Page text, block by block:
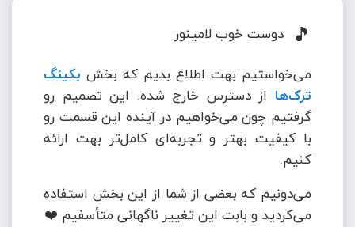
🎵 دوست خوب لامینور
می‌خواستیم بهت اطلاع بدیم که بخش بکینگ
ترک‌ها از دسترس خارج شده. این تصمیم رو
گرفتیم چون می‌خواهیم در آینده این قسمت رو
با کیفیت بهتر و تجربه‌ای کامل‌تر بهت ارائه
کنیم.
می‌دونیم که بعضی از شما از این بخش استفاده
می‌کردید و بابت این تغییر ناگهانی متأسفیم ❤️